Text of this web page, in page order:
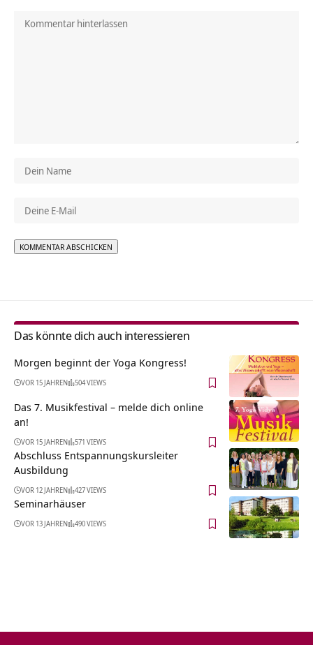
Das könnte dich auch interessieren
Morgen beginnt der Yoga Kongress!
VOR 15 JAHREN 504 VIEWS
Das 7. Musikfestival – melde dich online
an!
VOR 15 JAHREN 571 VIEWS
Abschluss Entspannungskursleiter
Ausbildung
VOR 12 JAHREN 427 VIEWS
Seminarhäuser
VOR 13 JAHREN 490 VIEWS